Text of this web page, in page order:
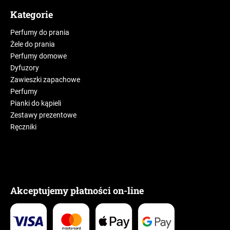
Kategorie
Perfumy do prania
Żele do prania
Perfumy domowe
Dyfuzory
Zawieszki zapachowe
Perfumy
Pianki do kąpieli
Zestawy prezentowe
Ręczniki
Akceptujemy płatności on-line